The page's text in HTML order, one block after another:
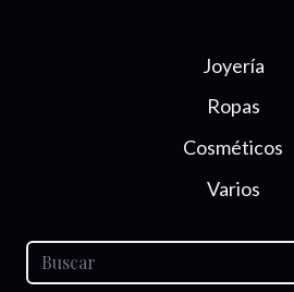
Joyería
Ropas
Cosméticos
Varios